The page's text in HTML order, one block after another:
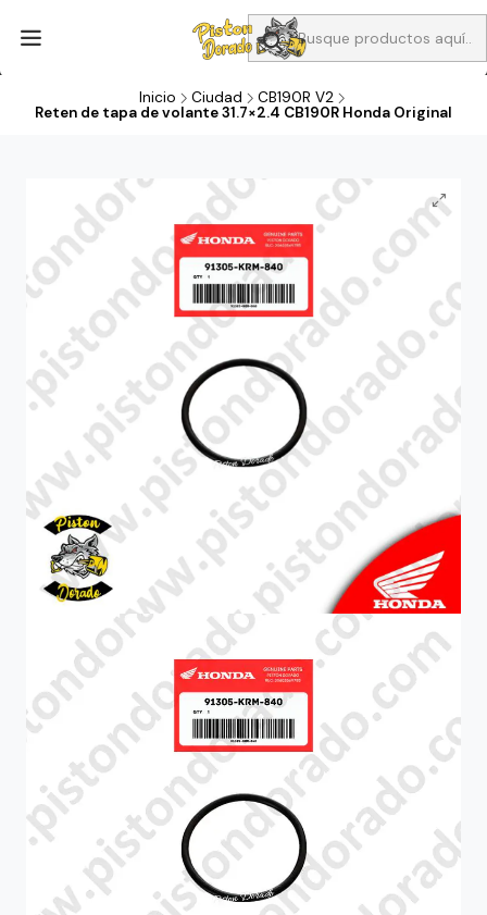
Aprovecha Compra 1 Aceites Full sintético o 1 Aceite semi
sintetico y el filtro de aire verde para la CB190R o CBF160M a 13
Inicio Ciudad
CB190R V2
Reten de tapa de volante 31.7×2.4 CB190R Honda Original